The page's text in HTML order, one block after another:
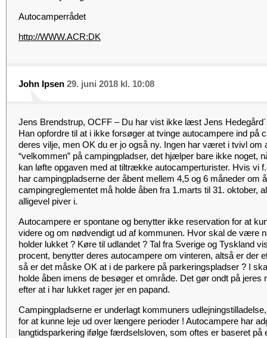
Autocamperrådet
http://WWW.ACR:DK
John Ipsen 29. juni 2018 kl. 10:08
Jens Brendstrup, OCFF – Du har vist ikke læst Jens
Han opfordre til at i ikke forsøger at tvinge autocampere ind på
deres vilje, men OK du er jo også ny. Ingen har været i tvivl om
“velkommen” på campingpladser, det hjælper bare ikke noget,
kan løfte opgaven med at tiltrække autocamperturister. Hvis vi
har campingpladserne der åbent mellem 4,5 og 6 måneder om
campingreglementet må holde åben fra 1.marts til 31. oktober,
alligevel piver i.
Autocampere er spontane og benytter ikke reservation for at
videre og om nødvendigt ud af kommunen. Hvor skal de være
holder lukket ? Køre til udlandet ? Tal fra Sverige og Tyskland
procent, benytter deres autocampere om vinteren, altså er der
så er det måske OK at i de parkere på parkeringspladser ? I
holde åben imens de besøger et område. Det gør ondt på jeres
efter at i har lukket rager jer en papand.
Campingpladserne er underlagt kommuners
for at kunne leje ud over længere perioder ! Autocampere har
langtidsparkering ifølge færdselsloven, som oftes er baseret på